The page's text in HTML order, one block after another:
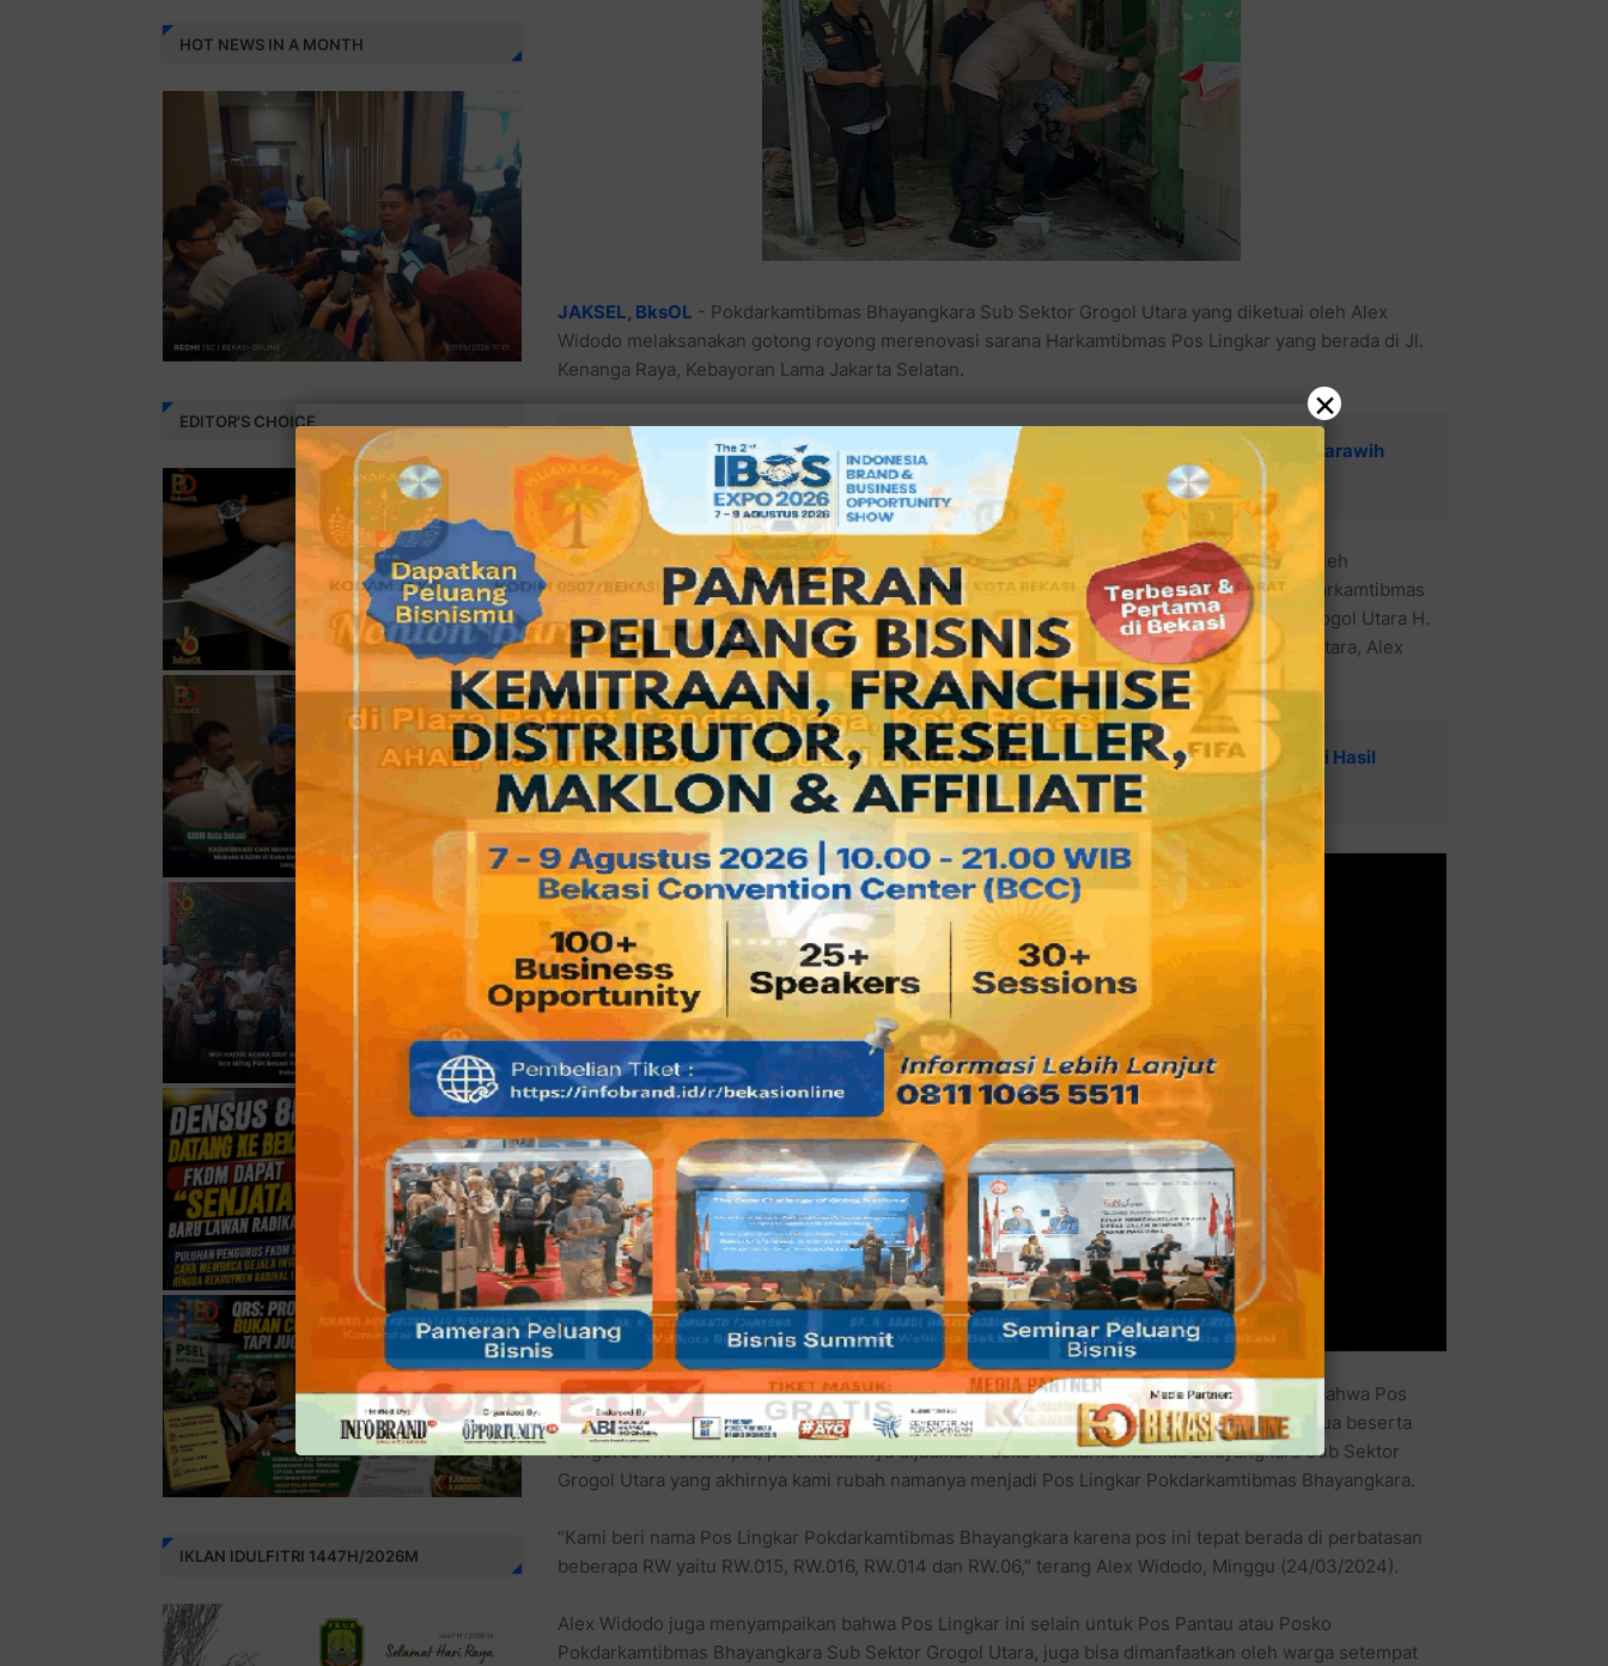
JAKSEL, BksOL - Pokdarkamtibmas Bhayangkara Sub Sektor Grogol Utara yang diketuai oleh Alex
Widodo melaksanakan gotong royong merenovasi sarana Harkamtibmas Pos Lingkar yang berada di Jl.
Kenanga Raya, Kebayoran Lama Jakarta Selatan.
Baca juga:
Pj. Wali Kota Bekasi bersama Jajaran Pejabat Pemkot Bekasi Giat Tarling, Tarawih
Keliling di Bekasi Barat
Renovasi Pos Lingkar Pokdarkamtibmas Bhayangkara tersebut secara simbolis dilakukan oleh
Bhabinkamtibmas Kelurahan Grogol Utara, AIPTU Nurdin Adikara bersama Penasihat Pokdarkamtibmas
Bhayangkara Sub Sektor Grogol Utara yang juga sebagai Ketua Forum RW se Kelurahan Grogol Utara H.
Arief Afdhal dengan didampingi Ketua Pokdarkamtibmas Bhayangkara Sub Sektor Grogol Utara, Alex
Widodo dan para Ketua RW.
Baca juga:Ini Dia Daftar Caleg DPRD Kota Bekasi dan Caleg DPRD Provinsi Terpilih dari Hasil
Rekap 13/Mar/2024 KPU kota Bekasi dengan Banyak Anomali
Ketua Pokdarkamtibmas Bhayangkara Sub Sektor Grogol Utara, Alex Widodo mengatakan bahwa Pos
Lingkar yang sebelumnya sebagai Pos Satkamling milik satu RW, atas kesepakatan dari Ketua beserta
Pengurus RW setempat, peruntukannya dijadikan Posko Pokdarkamtibmas Bhayangkara Sub Sektor
Grogol Utara yang akhirnya kami rubah namanya menjadi Pos Lingkar Pokdarkamtibmas Bhayangkara.
“Kami beri nama Pos Lingkar Pokdarkamtibmas Bhayangkara karena pos ini tepat berada di perbatasan
beberapa RW yaitu RW.015, RW.016, RW.014 dan RW.06,” terang Alex Widodo, Minggu (24/03/2024).
Alex Widodo juga menyampaikan bahwa Pos Lingkar ini selain untuk Pos Pantau atau Posko
Pokdarkamtibmas Bhayangkara Sub Sektor Grogol Utara, juga bisa dimanfaatkan oleh warga setempat
HOT NEWS IN A MONTH
EDITOR'S CHOICE
IKLAN IDULFITRI 1447H/2026M
×